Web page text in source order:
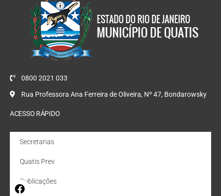
0800 2021 033
Rua Professora Ana Ferreira de Oliveira, Nº 47, Bondarowsky
ACESSO RÁPIDO
Secretarias
Quatis Prev
Publicações